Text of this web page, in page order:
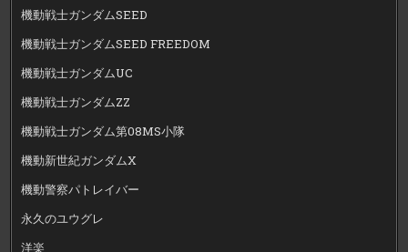
機動戦士ガンダムSEED
機動戦士ガンダムSEED FREEDOM
機動戦士ガンダムUC
機動戦士ガンダムZZ
機動戦士ガンダム第08MS小隊
機動新世紀ガンダムX
機動警察パトレイバー
永久のユウグレ
洋楽